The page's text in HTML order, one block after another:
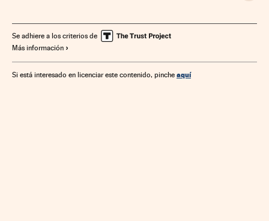
Combustibles Europa Este Energía no renovable
Se adhiere a los criterios de
Más información
Si está interesado en licenciar este contenido, pinche aquí